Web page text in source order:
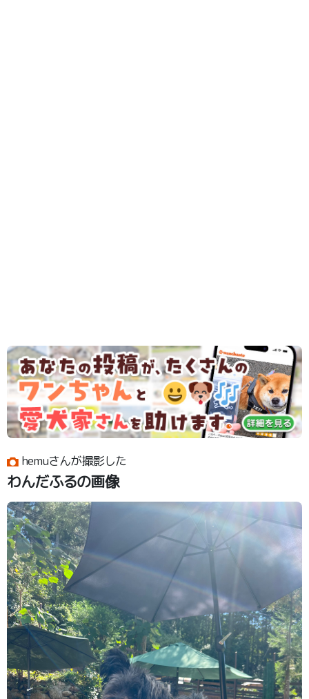
hemuさんが撮影した
わんだふるの画像